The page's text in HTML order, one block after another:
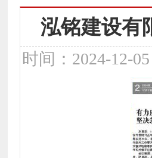
泓铭建设有
时间：2024-12-